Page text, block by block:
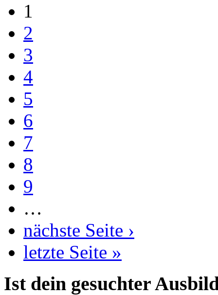
1
2
3
4
5
6
7
8
9
…
nächste Seite ›
letzte Seite »
Ist dein gesuchter